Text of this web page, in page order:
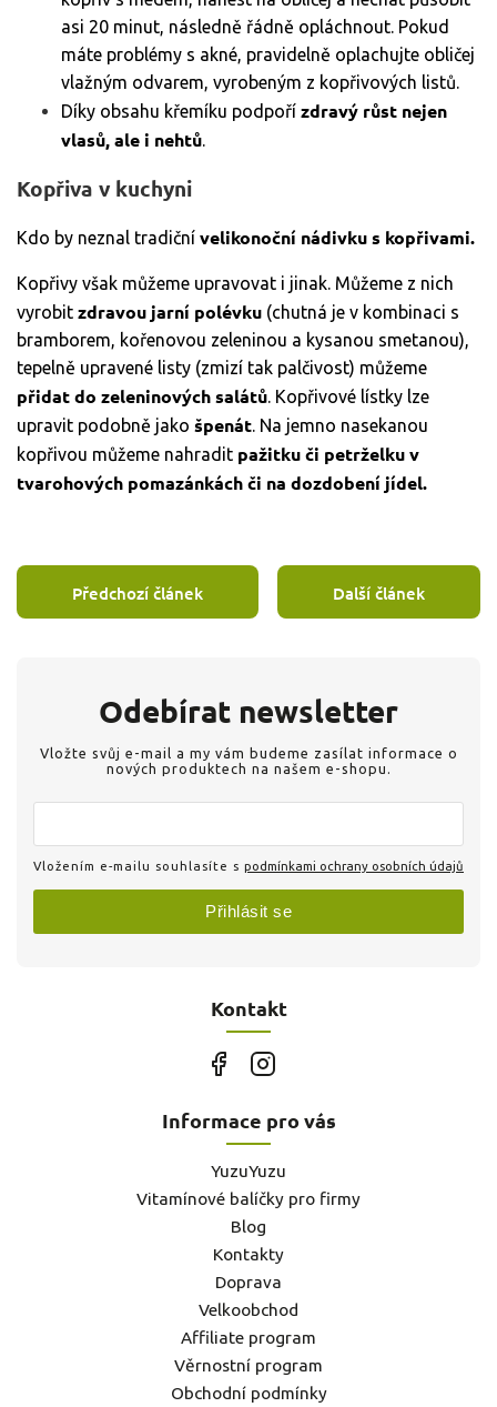
asi 20 minut, následně řádně opláchnout. Pokud
máte problémy s akné, pravidelně oplachujte obličej
vlažným odvarem, vyrobeným z kopřivových listů.
Díky obsahu křemíku podpoří zdravý růst nejen
vlasů, ale i nehtů.
Kopřiva v kuchyni
Kdo by neznal tradiční velikonoční nádivku s kopřivami.
Kopřivy však můžeme upravovat i jinak. Můžeme z nich
vyrobit zdravou jarní polévku (chutná je v kombinaci s
bramborem, kořenovou zeleninou a kysanou smetanou),
tepelně upravené listy (zmizí tak palčivost) můžeme
přidat do zeleninových salátů. Kopřivové lístky lze
upravit podobně jako špenát. Na jemno nasekanou
kopřivou můžeme nahradit pažitku či petrželku v
tvarohových pomazánkách či na dozdobení jídel.
Předchozí článek Další článek
Kontakt
Odebírat newsletter
Vložte svůj e-mail a my vám budeme zasílat informace o
nových produktech na našem e-shopu.
Vložením e-mailu souhlasíte s podmínkami ochrany osobních údajů
Přihlásit se
Informace pro vás
YuzuYuzu
Vitamínové balíčky pro firmy
Blog
Kontakty
Doprava
Velkoobchod
Affiliate program
Věrnostní program
Obchodní podmínky